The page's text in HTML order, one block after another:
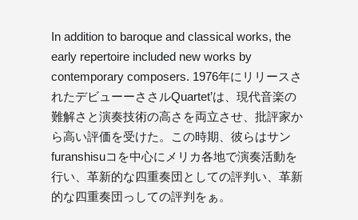
In addition to baroque and classical works, the
early repertoire included new works by
contemporary composers. 1976年にリリースさ
れたデビューーささルQuartet’は、現代音楽の
難解さと演奏技術の高さを両立させ、批評家か
ら高い評価を受けた。この時期、彼らはサン
furanshisuコを中心にメリカ各地で演奏活動を
行い、革新的な四重奏団としての評判い、革新
的な四重奏団っしての評判をぁ。